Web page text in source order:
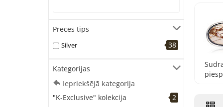
Preces tips
Silver 38
Kategorijas
Iepriekšējā kategorija
"K-Exclusive" kolekcija
2